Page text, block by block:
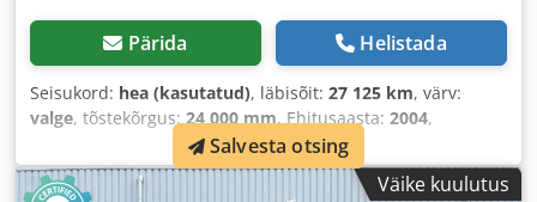
Pärida Helistada
Seisukord: hea (kasutatud), läbisõit: 27 125 km, värv:
valge, tõstekõrgus:24 000 mm, Ehitusaasta: 2004,
Väike kuulutus
Salvesta otsing